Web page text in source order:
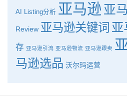
AI Listing分析 亚马逊 亚
Review 亚马逊关键词 亚
存 亚马逊引流 亚马逊物流 亚马逊跟卖
马逊选品 沃尔玛运营